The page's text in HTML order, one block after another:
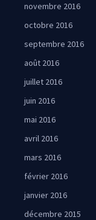
novembre 2016
octobre 2016
septembre 2016
août 2016
juillet 2016
juin 2016
mai 2016
avril 2016
mars 2016
février 2016
janvier 2016
décembre 2015